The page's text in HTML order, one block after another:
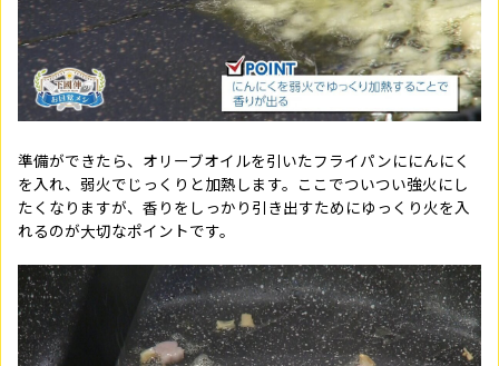
準備ができたら、オリーブオイルを引いたフライパンににんにく
を入れ、弱火でじっくりと加熱します。ここでついつい強火にし
たくなりますが、香りをしっかり引き出すためにゆっくり火を入
れるのが大切なポイントです。